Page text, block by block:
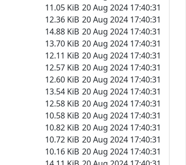
11.05 KiB 20 Aug 2024 17:40:31
12.36 KiB 20 Aug 2024 17:40:31
14.88 KiB 20 Aug 2024 17:40:31
13.70 KiB 20 Aug 2024 17:40:31
12.11 KiB 20 Aug 2024 17:40:31
12.57 KiB 20 Aug 2024 17:40:31
12.60 KiB 20 Aug 2024 17:40:31
13.54 KiB 20 Aug 2024 17:40:31
12.58 KiB 20 Aug 2024 17:40:31
10.58 KiB 20 Aug 2024 17:40:31
10.82 KiB 20 Aug 2024 17:40:31
10.72 KiB 20 Aug 2024 17:40:31
10.16 KiB 20 Aug 2024 17:40:31